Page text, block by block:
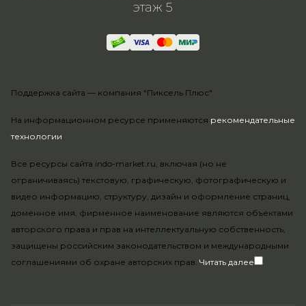
На информационном ресурсе применяются рекомендательные
технологии.
Все ресурсы сайта indo-market.ru, включая (но не
ограничиваясь) текстовую, графическую, фотографическую и
видео информацию, структуру, дизайн и оформление страниц,
доменное имя, фирменное наименование являются объектами
авторского права и прав на интеллектуальную собственность,
защищены российским законодательством и международными
соглашениями об охране авторских прав. Читать далее
этаж 5
Поддержка сайта — компания "Пиксель Плюс"